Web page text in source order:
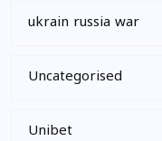
ukrain russia war
Uncategorised
Unibet